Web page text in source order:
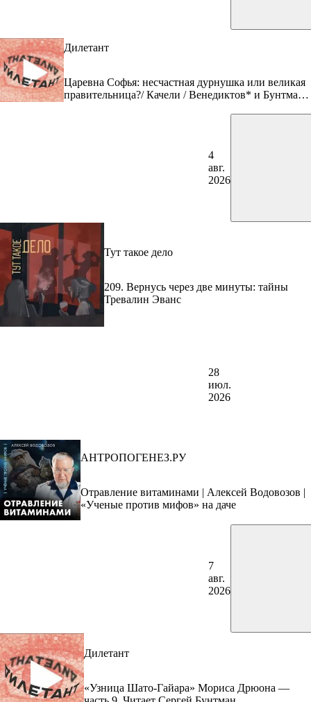
Дилетант
Царевна Софья: несчастная дурнушка или великая
правительница?/ Качели / Венедиктов* и Бунтман
4
авг.
2026
Тут такое дело
209. Вернусь через две минуты: тайны
Тревалин Эванс
28
июл.
2026
АНТРОПОГЕНЕЗ.РУ
Отравление витаминами | Алексей Водовозов |
«Ученые против мифов» на даче
7
авг.
2026
Дилетант
«Узница Шато-Гайара» Мориса Дрюона —